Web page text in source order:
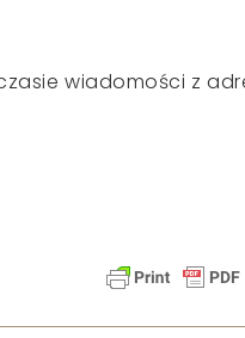
wiadomości z